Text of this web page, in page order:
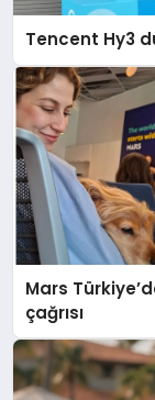
Tencent Hy3
Mars
çağrısı